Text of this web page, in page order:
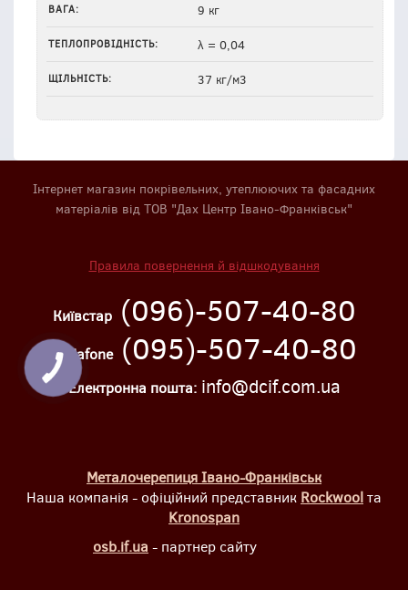
ВАГА: 9 кг
ТЕПЛОПРОВІДНІСТЬ: λ = 0,04
ЩІЛЬНІСТЬ: 37 кг/м3
Інтернет магазин покрівельних, утеплюючих та фасадних
матеріалів від ТОВ "Дах Центр Івано-Франківськ"
Правила повернення й відшкодування
Київстар(096)-507-40-80
Vodafone(095)-507-40-80
Електронна пошта:info@dcif.com.ua
Металочерепиця Івано-Франківськ
Наша компанія - офіційний представник Rockwoolта
Kronospan
osb.if.ua - партнер сайту